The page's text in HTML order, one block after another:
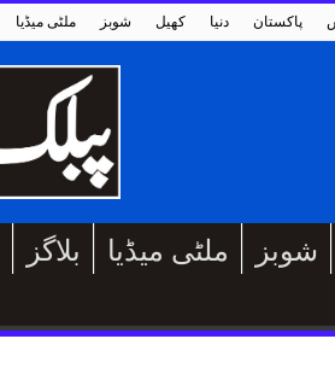
ملٹی میڈیا شوبز کھیل دنیا پاکستان
بلاگز ملٹی میڈیا شوبز